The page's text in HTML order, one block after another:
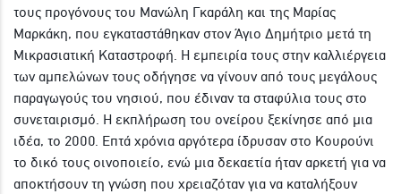
τους προγόνους του Μανώλη Γκαράλη και της Μαρίας
Μαρκάκη, που εγκαταστάθηκαν στον Άγιο Δημήτριο μετά τη
Μικρασιατική Καταστροφή. Η εμπειρία τους στην καλλιέργεια
των αμπελώνων τους οδήγησε να γίνουν από τους μεγάλους
παραγωγούς του νησιού, που έδιναν τα σταφύλια τους στο
συνεταιρισμό. Η εκπλήρωση του ονείρου ξεκίνησε από μια
ιδέα, το 2000. Επτά χρόνια αργότερα ίδρυσαν στο Κουρούνι
το δικό τους οινοποιείο, ενώ μια δεκαετία ήταν αρκετή για να
αποκτήσουν τη γνώση που χρειαζόταν για να καταλήξουν